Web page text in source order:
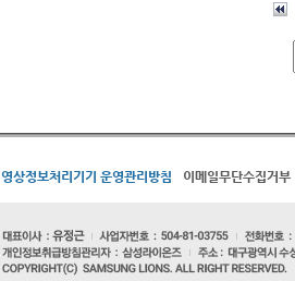
영상정보처리기기 운영관리방침 이메일무단수집거부